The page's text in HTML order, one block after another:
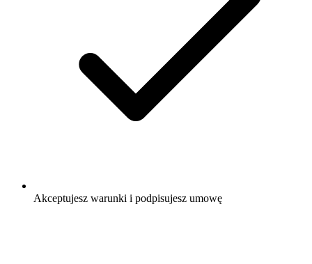
Akceptujesz warunki i podpisujesz umowę